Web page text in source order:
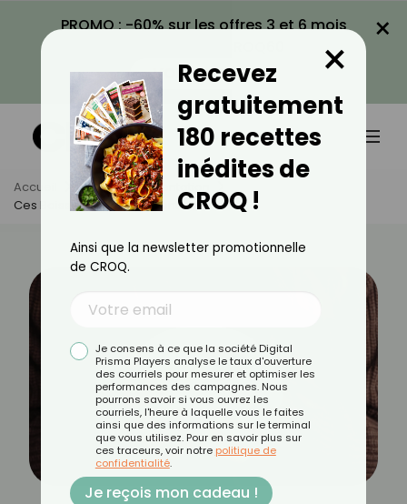
PROMO : -60% sur les offres 3 et 6 mois
VOIR LA PROMO
×
Accueil Actus
Alimentation
Ces Boissons Qui Appaisent Le Stress
Recevez
gratuitement
180 recettes
inédites de
CROQ !
×
Ainsi que la newsletter promotionnelle
de CROQ.
Je consens à ce que la société Digital
Prisma Players analyse le taux d'ouverture
des courriels pour mesurer et optimiser les
performances des campagnes. Nous
pourrons savoir si vous ouvrez les
courriels, l'heure à laquelle vous le faites
ainsi que des informations sur le terminal
que vous utilisez. Pour en savoir plus sur
ces traceurs, voir notre politique de
confidentialité.
Je reçois mon cadeau !